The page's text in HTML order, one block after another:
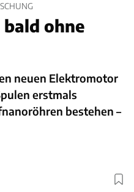
ohne
neuen Elektromotor
erstmals
bestehen –
Foto: Mazda